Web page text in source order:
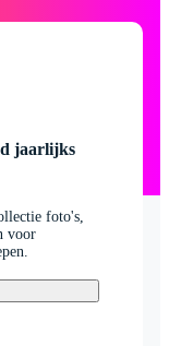
jaarlijks
foto's,
voor